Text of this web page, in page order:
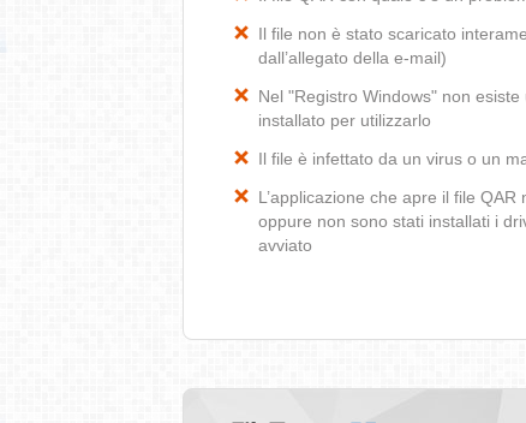
Il file non è stato scaricato
dall’allegato della e-mail)
Nel "Registro Windows" non
installato per utilizzarlo
Il file è infettato da un virus o un
L’applicazione che apre il file
oppure non sono stati installati i
avviato